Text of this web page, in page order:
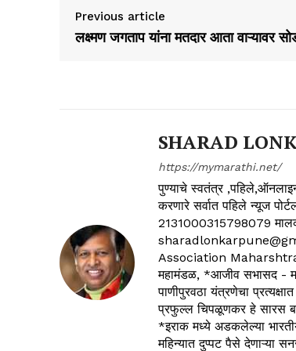
Previous article
लक्ष्मण जगताप यांना मतदार आता वाऱ्यावर
SHARAD
https://mymarathi.net/
पुण्याचे स्वतंत्र
करणारे सर्वात पहिले न्यूज
2131000315798079
Association Maharshtra
महामंडळ, *आजीव सभासद -
पाणीपुरवठा यंत्रणेचा
प्रफुल्ल चिपळूणकर हे सारस
*इराक मध्ये अडकलेल्या
महिन्यात दुप्पट पैसे देणाऱ्या